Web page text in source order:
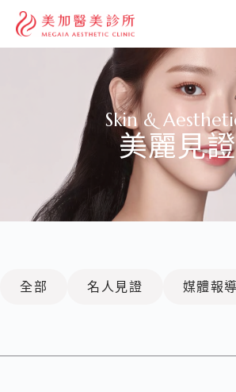
Skin &
美麗見證
全部 名人見證 媒體報導